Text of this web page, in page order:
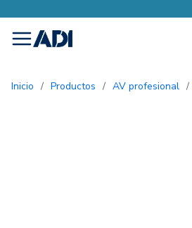
menu
Inicio / Productos / AV profesional /